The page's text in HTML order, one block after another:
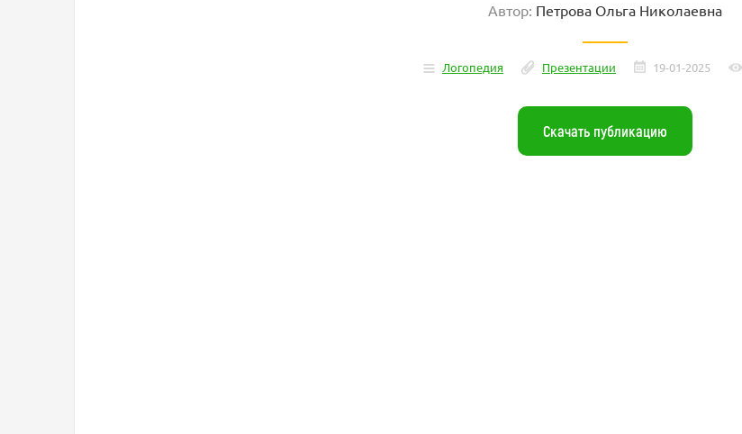
Автор: Петрова Ольга Николаевна
Логопедия Презентации 19-01-2025
Скачать публикацию